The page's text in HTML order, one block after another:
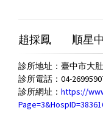
趙採鳳 順星
診所地址：臺中市大
診所電話：04-
診所網址： https://